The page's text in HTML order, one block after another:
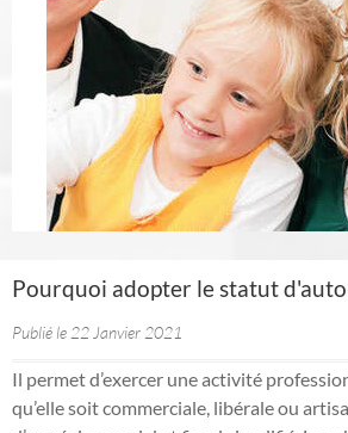
Pourquoi adopter le statut
Publié le 22 Janvier 2021
Il permet d’exercer une activité
qu’elle soit commerciale, libérale ou